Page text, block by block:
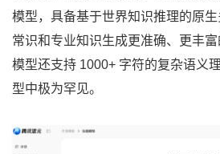
模型，具备基于世界知识推理的原
常识和专业知识生成更准确、更丰
模型还支持 1000+ 字符的复杂语义
型中极为罕见。